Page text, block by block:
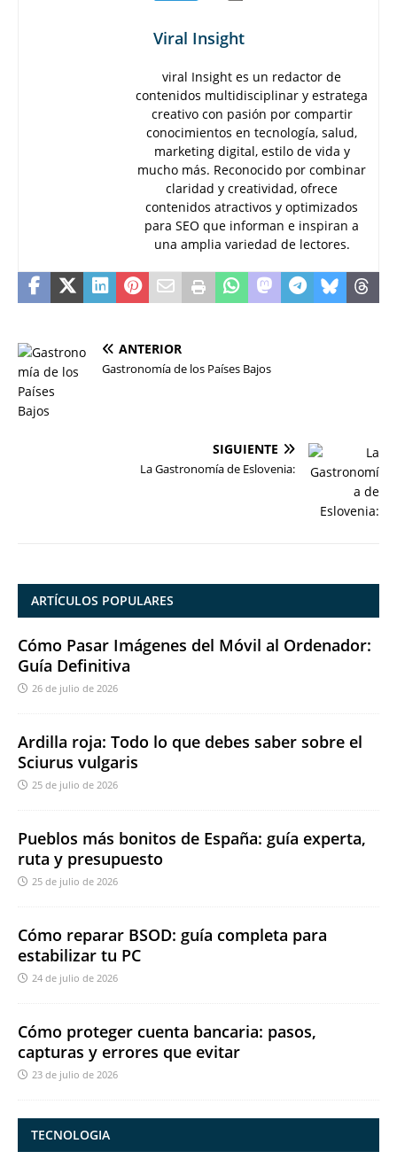
Viral Insight
viral Insight es un redactor de
contenidos multidisciplinar y estratega
creativo con pasión por compartir
conocimientos en tecnología, salud,
marketing digital, estilo de vida y
mucho más. Reconocido por combinar
claridad y creatividad, ofrece
contenidos atractivos y optimizados
para SEO que informan e inspiran a
una amplia variedad de lectores.
ANTERIOR
Gastronomía de los Países Bajos
SIGUIENTE
La Gastronomía de Eslovenia:
ARTÍCULOS POPULARES
Cómo Pasar Imágenes del Móvil al Ordenador:
Guía Definitiva
26 de julio de 2026
Ardilla roja: Todo lo que debes saber sobre el
Sciurus vulgaris
25 de julio de 2026
Pueblos más bonitos de España: guía experta,
ruta y presupuesto
25 de julio de 2026
Cómo reparar BSOD: guía completa para
estabilizar tu PC
24 de julio de 2026
Cómo proteger cuenta bancaria: pasos,
capturas y errores que evitar
23 de julio de 2026
TECNOLOGIA